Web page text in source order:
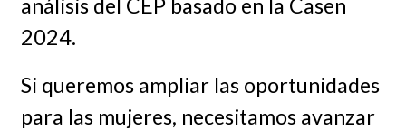
análisis del CEP basado en la Casen
2024.
Si queremos ampliar las oportunidades
para las mujeres, necesitamos avanzar